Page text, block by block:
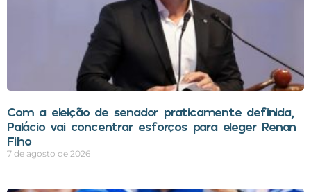
Com a eleição de senador praticamente definida,
Palácio vai concentrar esforços para eleger Renan
Filho
7 de agosto de 2026